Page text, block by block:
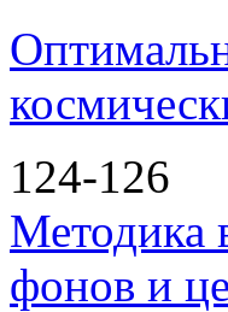
124-126
Методика
фонов и